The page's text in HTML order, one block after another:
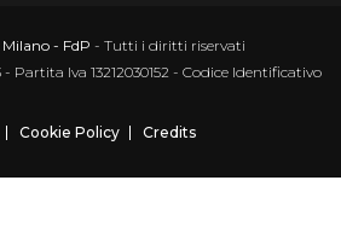
- FdP - Tutti i diritti riservati
- Partita Iva 13212030152 - Codice Identificativo
Cookie Policy Credits